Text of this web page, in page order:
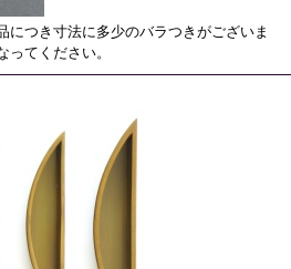
つき寸法に多少のバラつきがございま
てください。